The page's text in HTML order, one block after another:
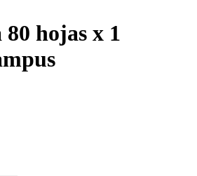
hojas x 1